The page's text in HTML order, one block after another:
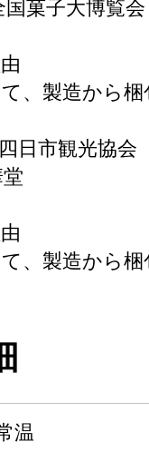
国菓子大博
、製造から
日市観光協会
、製造から
温